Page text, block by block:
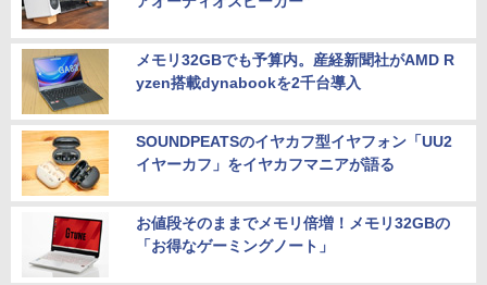
メモリ32GBでも予算内。産経新聞社がAMD R
yzen搭載dynabookを2千台導入
SOUNDPEATSのイヤカフ型イヤフォン「UU2
イヤーカフ」をイヤカフマニアが語る
お値段そのままでメモリ倍増！メモリ32GBの
「お得なゲーミングノート」